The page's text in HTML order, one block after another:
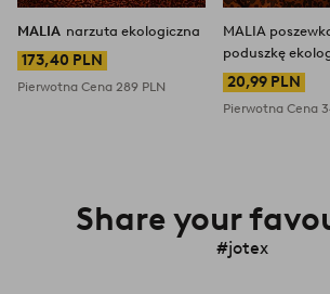
MALIA narzuta ekologiczna
173,40 PLN
Pierwotna Cena 289 PLN
MALIA
poduszkę
20,99 PLN
Pierwotna Cena
Share your
#jotex